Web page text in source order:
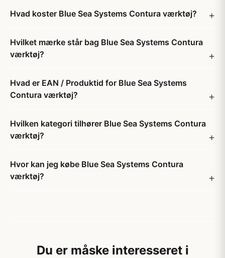
Hvad koster Blue Sea Systems Contura værktøj?
Hvilket mærke står bag Blue Sea Systems Contura
værktøj?
Hvad er EAN / Produktid for Blue Sea Systems
Contura værktøj?
Hvilken kategori tilhører Blue Sea Systems Contura
værktøj?
Hvor kan jeg købe Blue Sea Systems Contura
værktøj?
Du er måske interesseret i